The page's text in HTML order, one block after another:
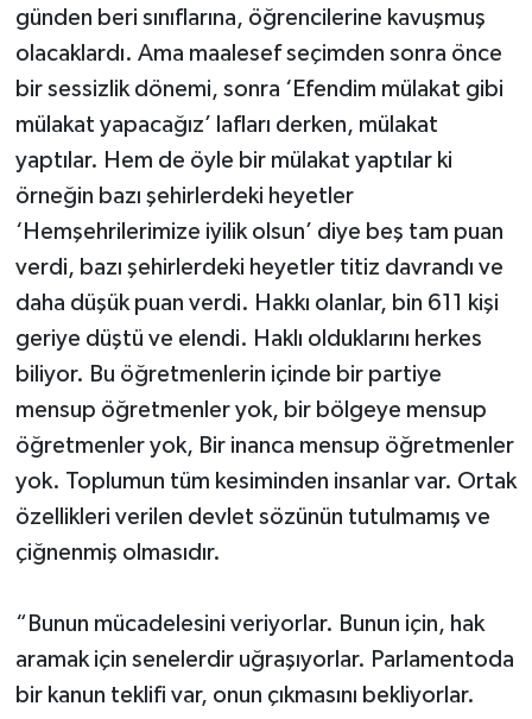
günden beri sınıflarına, öğrencilerine kavuşmuş
olacaklardı. Ama maalesef seçimden sonra önce
bir sessizlik dönemi, sonra ‘Efendim mülakat gibi
mülakat yapacağız’ lafları derken, mülakat
yaptılar. Hem de öyle bir mülakat yaptılar ki
örneğin bazı şehirlerdeki heyetler
‘Hemşehrilerimize iyilik olsun’ diye beş tam puan
verdi, bazı şehirlerdeki heyetler titiz davrandı ve
daha düşük puan verdi. Hakkı olanlar, bin 611 kişi
geriye düştü ve elendi. Haklı olduklarını herkes
biliyor. Bu öğretmenlerin içinde bir partiye
mensup öğretmenler yok, bir bölgeye mensup
öğretmenler yok, Bir inanca mensup öğretmenler
yok. Toplumun tüm kesiminden insanlar var. Ortak
özellikleri verilen devlet sözünün tutulmamış ve
çiğnenmiş olmasıdır.
“Bunun mücadelesini veriyorlar. Bunun için, hak
aramak için senelerdir uğraşıyorlar. Parlamentoda
bir kanun teklifi var, onun çıkmasını bekliyorlar.